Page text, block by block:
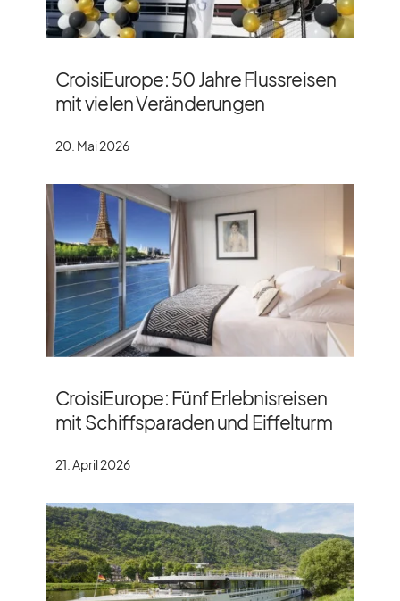
CroisiEurope: 50 Jahre Flussreisen
mit vielen Veränderungen
20. Mai 2026
CroisiEurope: Fünf Erlebnisreisen
mit Schiffsparaden und Eiffelturm
21. April 2026